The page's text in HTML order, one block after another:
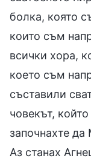
болка, която
които съм
всички хора,
което съм
съставили
човекът,
започнахте
Аз станах